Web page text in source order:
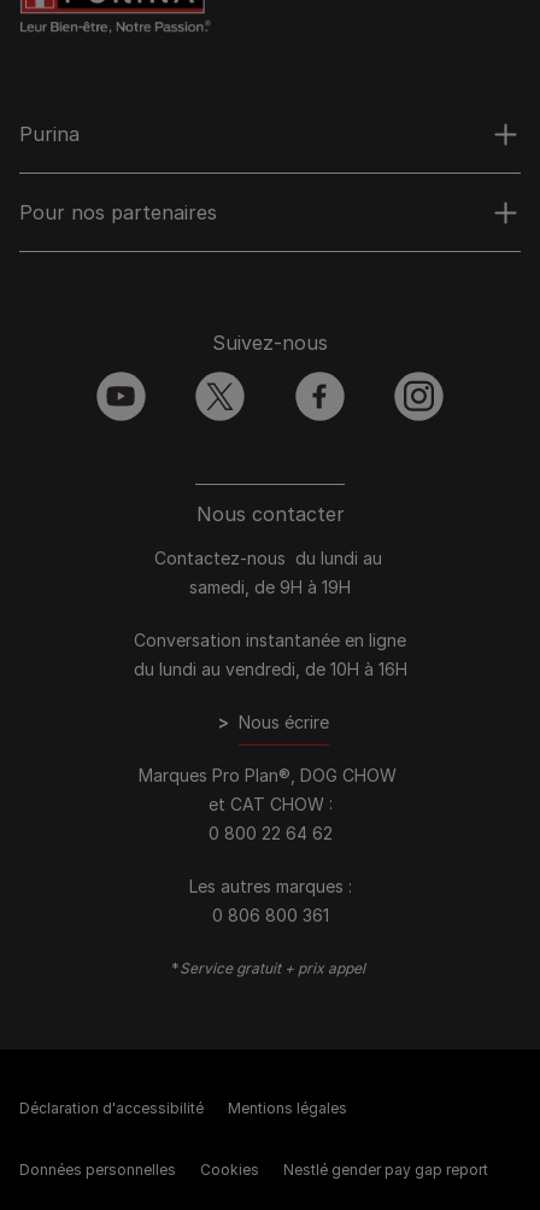
Purina
Pour nos partenaires
Nous contacter
Contactez-nous du lundi au
samedi, de 9H à 19H
Conversation instantanée en ligne
du lundi au vendredi, de 10H à 16H
> Nous écrire
Marques Pro Plan®, DOG CHOW
et CAT CHOW :
0 800 22 64 62
Les autres marques :​
0 806 800 361
*Service gratuit + prix appel
Suivez-nous
youtube twitter facebook instagram
Déclaration d'accessibilité Mentions légales
Données personnelles Cookies Nestlé gender pay gap report